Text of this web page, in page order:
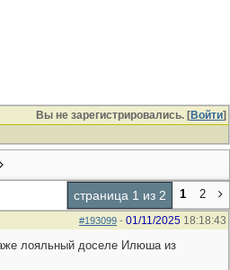
Вы не зарегистрировались. [Войти]
страница 1 из 2 1 2
#193099 - 01/11/2025 18:18:43
лояльный доселе Илюша из